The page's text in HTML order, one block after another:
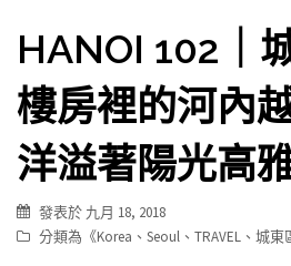
HANOI 102｜
樓房裡的河內
洋溢著陽光高
發表於 九月 18, 2018
分類為《Korea 、 Seoul 、 TRAVEL 、 城東